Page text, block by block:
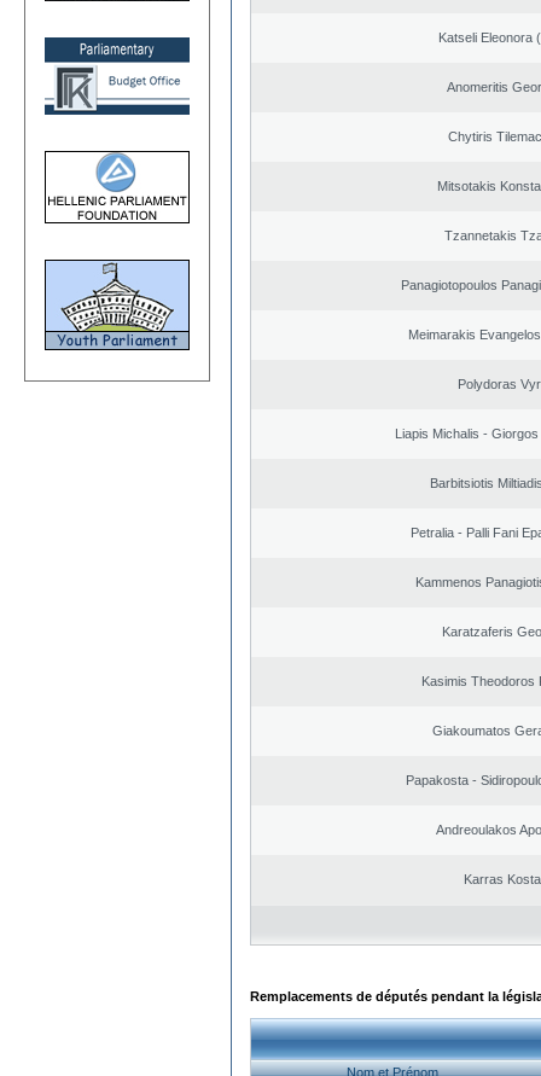
Katseli Eleonora
Anomeritis
Chytiris
Mitsotakis
Tzannetakis
Panagiotopoulos
Meimarakis
Polydoras
Liapis Michalis -
Barbitsiotis
Petralia - Palli Fani
Kammenos
Karatzaferis
Kasimis Theodoros
Giakoumatos
Papakosta -
Andreoulakos
Karras
Remplacements de députés pendant la
Nom et Prénom